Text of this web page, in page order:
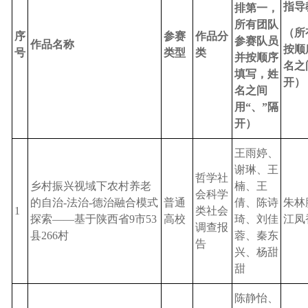
序
号
作品名称
参赛
类型
作品分
类
排第一，
所有团队
参赛队员
并按顺序
填写，姓
名之间
用“、”隔
开）
指导
（
按顺
名之
开）
1
乡村振兴视域下农村养老
的自治-法治-德治融合模式
探索——基于陕西省9市53
县266村
普通
高校
哲学社
会科学
类社会
调查报
告
王雨婷、
谢琳、王
楠、王
倩、陈诗
琦、刘佳
蓉、秦东
兴、杨甜
甜
朱林
江凤
陈静怡